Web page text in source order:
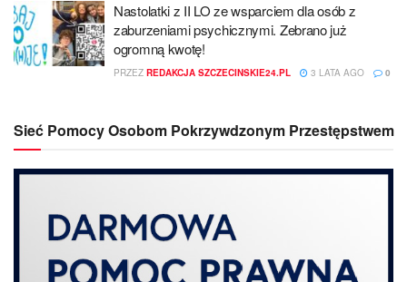
Nastolatki z II LO ze wsparciem dla osób z
zaburzeniami psychicznymi. Zebrano już
ogromną kwotę!
PRZEZ REDAKCJA SZCZECINSKIE24.PL 3 LATA AGO 0
Sieć Pomocy Osobom Pokrzywdzonym Przestępstwem